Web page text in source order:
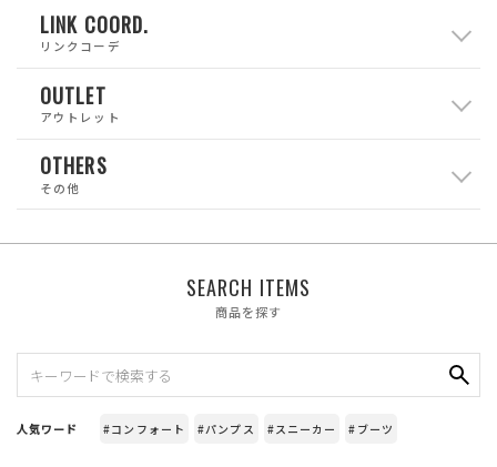
LINK COORD.
リンクコーデ
OUTLET
アウトレット
OTHERS
その他
SEARCH ITEMS
商品を探す
人気ワード #コンフォート #パンプス #スニーカー #ブーツ